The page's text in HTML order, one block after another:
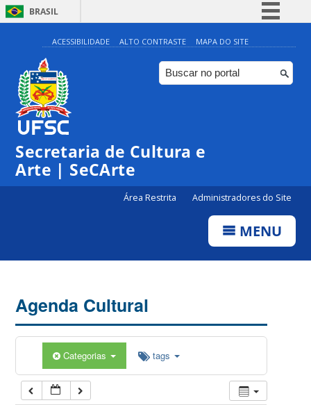
BRASIL
Simplifique!
Comunica BR
Participe
ACESSIBILIDADE ALTO CONTRASTE MAPA DO SITE
Secretaria de Cultura e
Arte | SeCArte
Área Restrita Administradores do Site
MENU
Agenda Cultural
Categorias tags
0:00
1:00
5:00
7:00
◤Edital Bolsa Cultura 2024